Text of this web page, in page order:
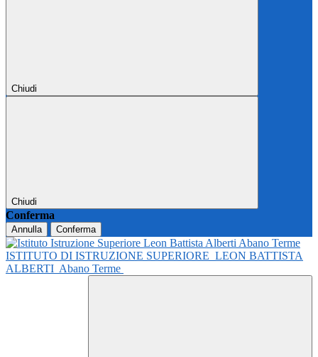
Chiudi
Chiudi
Conferma
Annulla Conferma
ISTITUTO DI ISTRUZIONE SUPERIORE LEON BATTISTA
ALBERTI Abano Terme